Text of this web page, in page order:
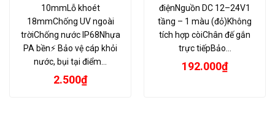
10mmLỗ khoét
18mmChống UV ngoài
trờiChống nước IP68Nhựa
PA bền⚡ Bảo vệ cáp khỏi
nước, bụi tại điểm…
2.500₫
điệnNguồn DC 12–24V1
tầng – 1 màu (đỏ)Không
tích hợp còiChân đế gắn
trực tiếpBảo…
192.000₫